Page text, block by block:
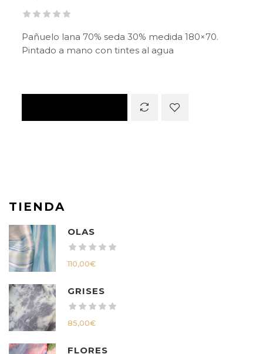
Pañuelo lana 70% seda 30% medida 180×70.
Pintado a mano con tintes al agua
TIENDA
OLAS
110,00€
GRISES
85,00€
FLORES